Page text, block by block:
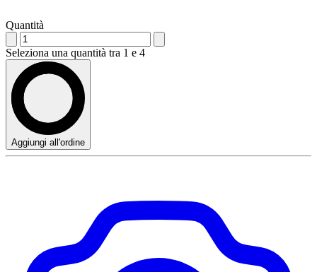
Quantità
Seleziona una quantità tra 1 e 4
Aggiungi all'ordine